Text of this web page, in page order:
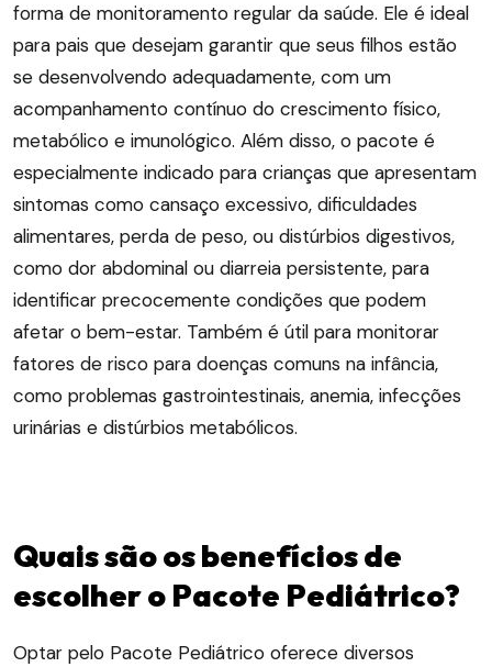
forma de monitoramento regular da saúde. Ele é ideal
para pais que desejam garantir que seus filhos estão
se desenvolvendo adequadamente, com um
acompanhamento contínuo do crescimento físico,
metabólico e imunológico. Além disso, o pacote é
especialmente indicado para crianças que apresentam
sintomas como cansaço excessivo, dificuldades
alimentares, perda de peso, ou distúrbios digestivos,
como dor abdominal ou diarreia persistente, para
identificar precocemente condições que podem
afetar o bem-estar. Também é útil para monitorar
fatores de risco para doenças comuns na infância,
como problemas gastrointestinais, anemia, infecções
urinárias e distúrbios metabólicos.
Quais são os benefícios de
escolher o Pacote Pediátrico?
Optar pelo Pacote Pediátrico oferece diversos